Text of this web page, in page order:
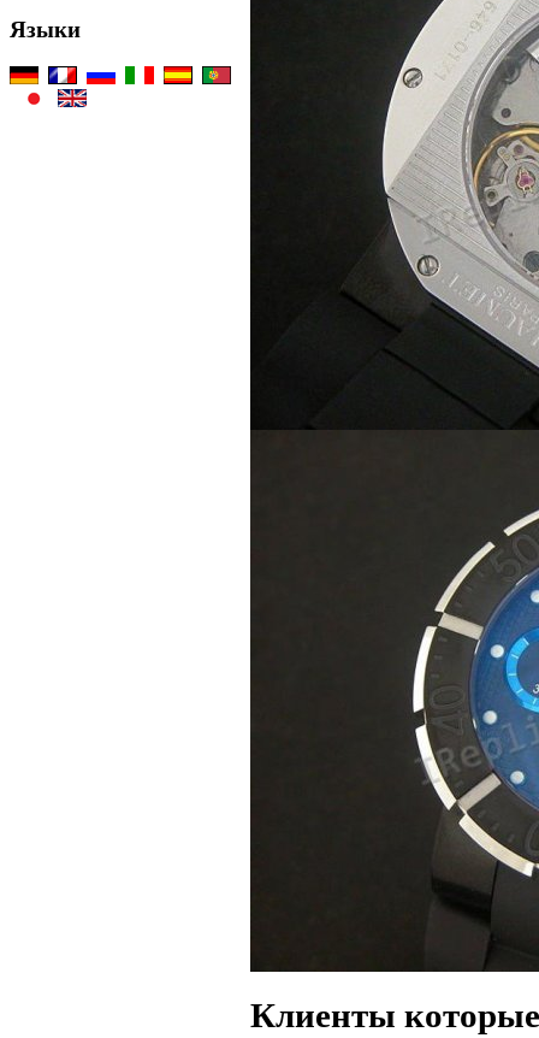
Языки
Клиенты